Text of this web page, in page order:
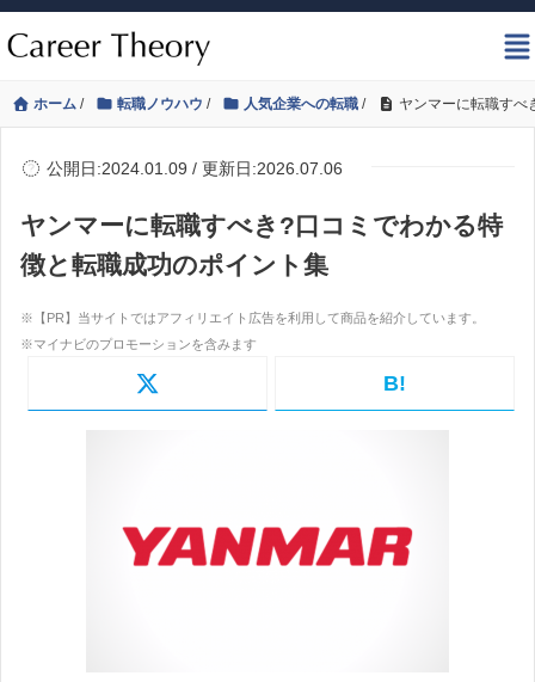
ホーム / 転職ノウハウ / 人気企業への転職 / ヤンマーに転職すべ
公開日:2024.01.09 / 更新日:2026.07.06
ヤンマーに転職すべき?口コミでわかる特
徴と転職成功のポイント集
B!